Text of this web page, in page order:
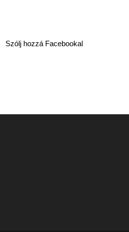
Szólj hozzá Facebookal